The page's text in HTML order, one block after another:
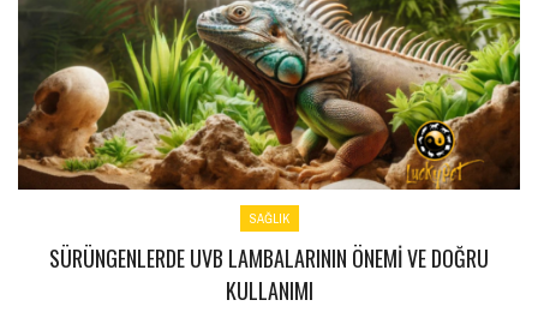
SAĞLIK
SÜRÜNGENLERDE UVB LAMBALARININ ÖNEMI VE DOĞRU
KULLANIMI